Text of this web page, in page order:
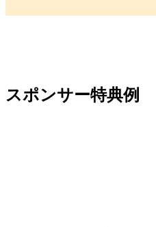
スポンサー特典例